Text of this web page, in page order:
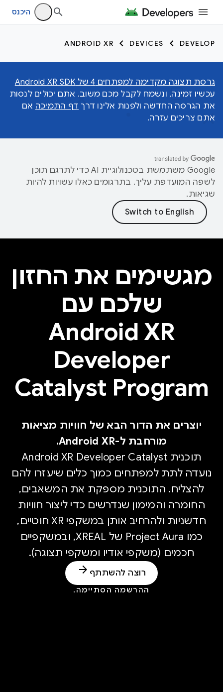
היכנס
DEVELOP
DEVICES
ANDROID XR
גרסת תצוגה מקדימה למפתחים 4 של Android XR SDK
עכשיו זמינה, ונשמח לקבל מכם משוב. אתם יכולים לנסות
את הגרסה החדשה ולפנות אלינו דרך דף התמיכה אם
אתם צריכים עזרה.
‫Google משתמשת בטכנולוגיית AI כדי לתרגם תוכן
לשפה המועדפת עליך. בתרגומים כאלו עשויות להיות
שגיאות.
מגשימים את החזון
שלכם עם
Android XR
Developer
Catalyst Program
יוצרים את הדור הבא של חוויות מציאות
מורחבת ל-Android XR.
תוכנית Android XR Developer Catalyst
נועדה לתת למפתחים כמוך כלים שיעזרו להם
להצליח. התוכנית מספקת את המשאבים,
החומרה והמימון שנדרשים כדי ליצור חוויות
חדשניות ולהרחיב אותן במשקפי XR חוטיים,
כמו Project Aura של XREAL, ובמשקפיים
חכמים (משקפי אודיו ומשקפי תצוגה).
רוצה להשתתף arrow_forward
ההרשמה הסתיימה.